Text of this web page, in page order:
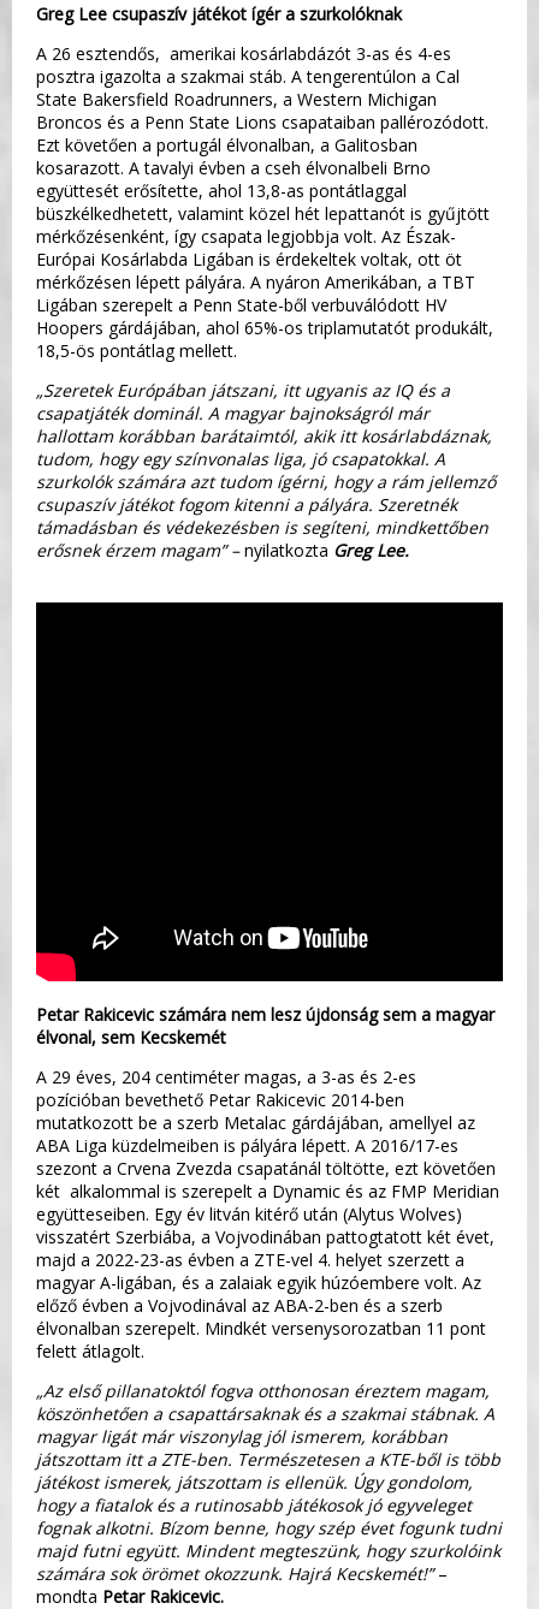
Greg Lee csupaszív játékot ígér a szurkolóknak
A 26 esztendős, amerikai kosárlabdázót 3-as és 4-es
posztra igazolta a szakmai stáb. A tengerentúlon a Cal
State Bakersfield Roadrunners, a Western Michigan
Broncos és a Penn State Lions csapataiban pallérozódott.
Ezt követően a portugál élvonalban, a Galitosban
kosarazott. A tavalyi évben a cseh élvonalbeli Brno
együttesét erősítette, ahol 13,8-as pontátlaggal
büszkélkedhetett, valamint közel hét lepattanót is gyűjtött
mérkőzésenként, így csapata legjobbja volt. Az Észak-
Európai Kosárlabda Ligában is érdekeltek voltak, ott öt
mérkőzésen lépett pályára. A nyáron Amerikában, a TBT
Ligában szerepelt a Penn State-ből verbuválódott HV
Hoopers gárdájában, ahol 65%-os triplamutatót produkált,
18,5-ös pontátlag mellett.
„Szeretek Európában játszani, itt ugyanis az IQ és a
csapatjáték dominál. A magyar bajnokságról már
hallottam korábban barátaimtól, akik itt kosárlabdáznak,
tudom, hogy egy színvonalas liga, jó csapatokkal. A
szurkolók számára azt tudom ígérni, hogy a rám jellemző
csupaszív játékot fogom kitenni a pályára. Szeretnék
támadásban és védekezésben is segíteni, mindkettőben
erősnek érzem magam” –nyilatkozta Greg Lee.
Petar Rakicevic számára nem lesz újdonság sem a magyar
élvonal, sem Kecskemét
A 29 éves, 204 centiméter magas, a 3-as és 2-es
pozícióban bevethető Petar Rakicevic 2014-ben
mutatkozott be a szerb Metalac gárdájában, amellyel az
ABA Liga küzdelmeiben is pályára lépett. A 2016/17-es
szezont a Crvena Zvezda csapatánál töltötte, ezt követően
két alkalommal is szerepelt a Dynamic és az FMP Meridian
együtteseiben. Egy év litván kitérő után (Alytus Wolves)
visszatért Szerbiába, a Vojvodinában pattogtatott két évet,
majd a 2022-23-as évben a ZTE-vel 4. helyet szerzett a
magyar A-ligában, és a zalaiak egyik húzóembere volt. Az
előző évben a Vojvodinával az ABA-2-ben és a szerb
élvonalban szerepelt. Mindkét versenysorozatban 11 pont
felett átlagolt.
„Az első pillanatoktól fogva otthonosan éreztem magam,
köszönhetően a csapattársaknak és a szakmai stábnak. A
magyar ligát már viszonylag jól ismerem, korábban
játszottam itt a ZTE-ben. Természetesen a KTE-ből is több
játékost ismerek, játszottam is ellenük. Úgy gondolom,
hogy a fiatalok és a rutinosabb játékosok jó egyveleget
fognak alkotni. Bízom benne, hogy szép évet fogunk tudni
majd futni együtt. Mindent megteszünk, hogy szurkolóink
számára sok örömet okozzunk. Hajrá Kecskemét!”–
mondta Petar Rakicevic.